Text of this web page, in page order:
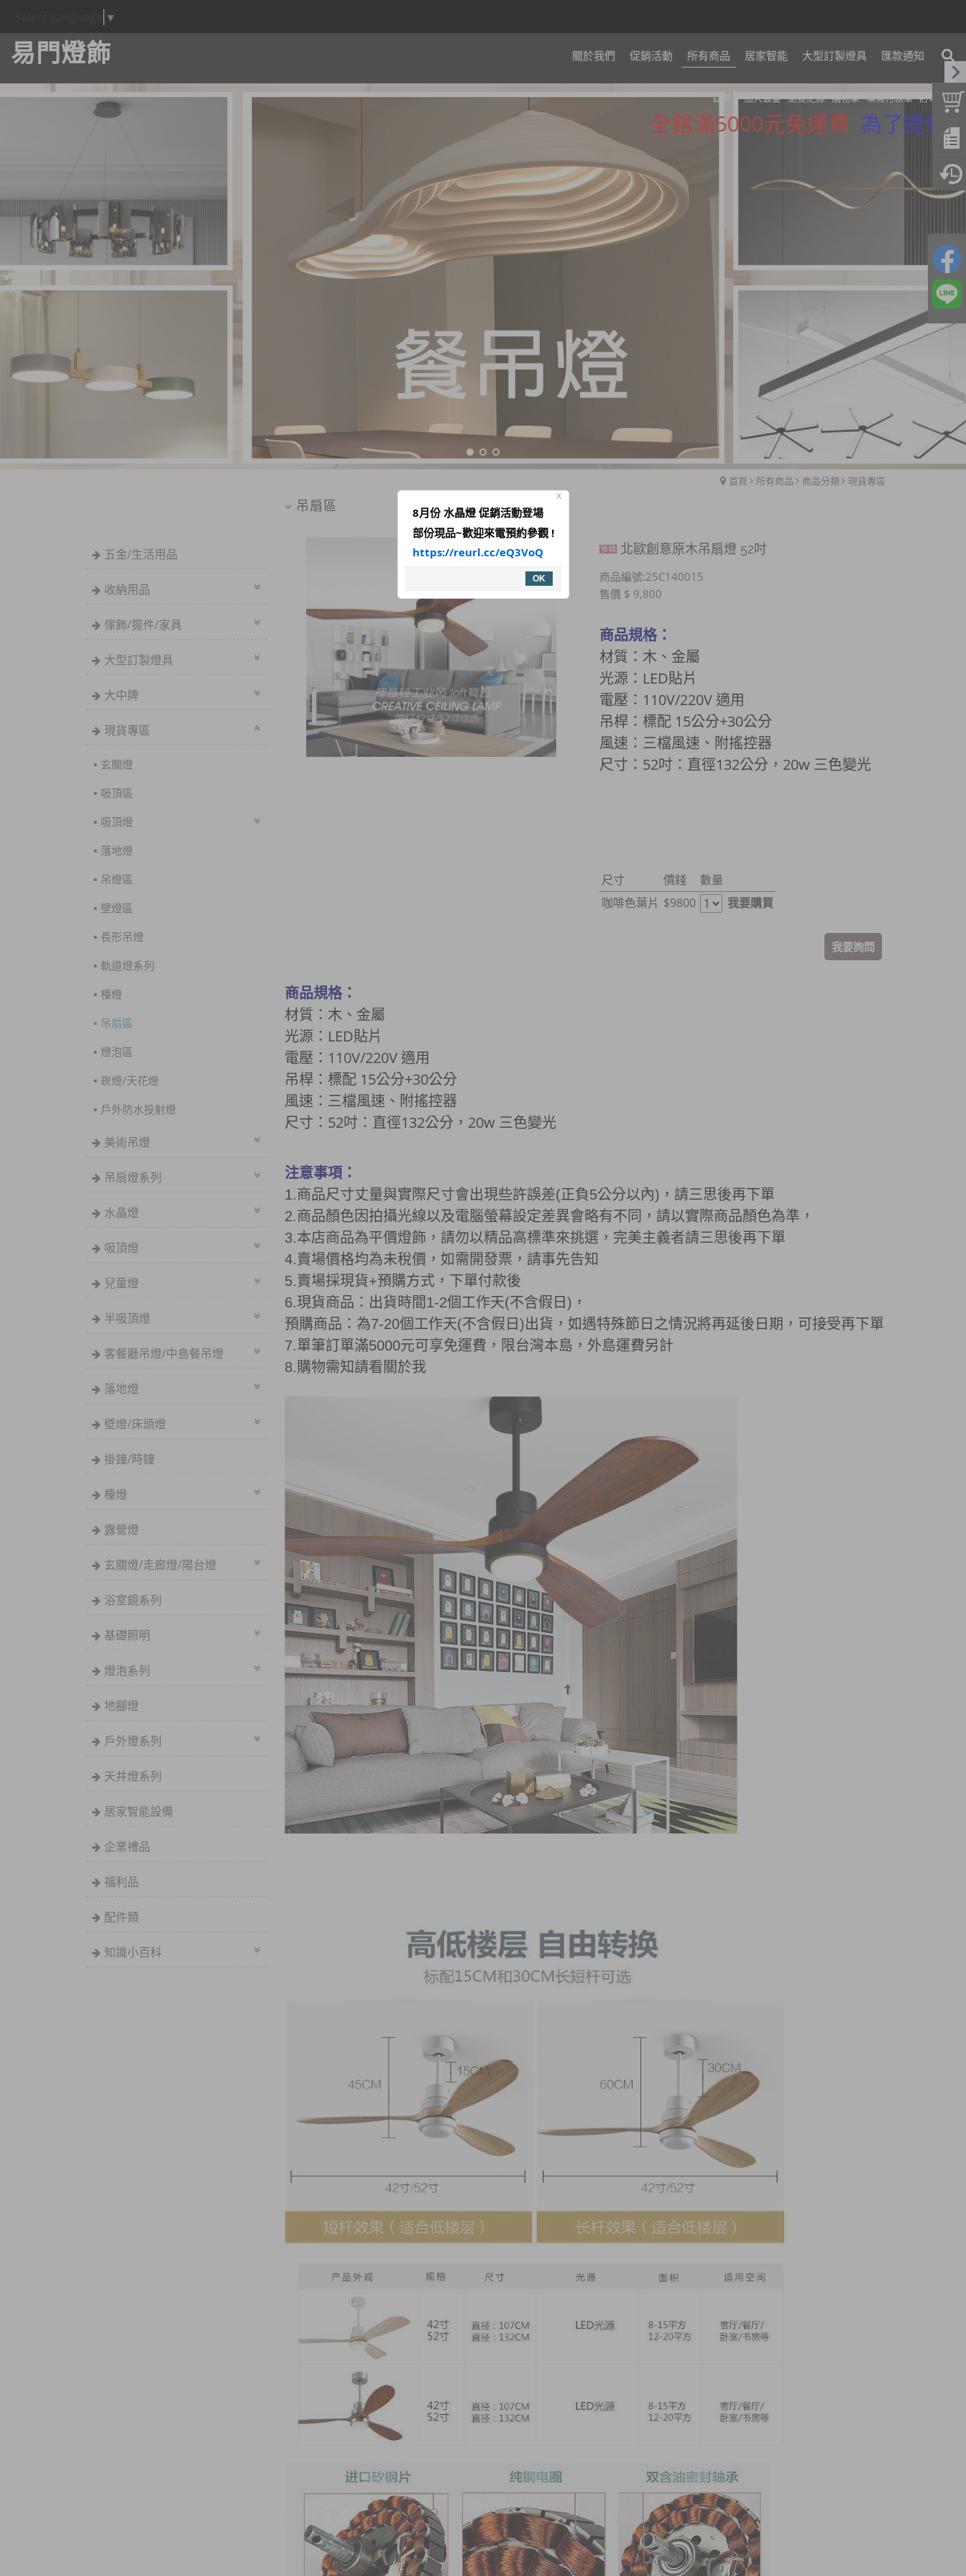
▼
易門燈飾 關於我們 促銷活動 所有商品 居家智能 大型訂製燈具 匯款通知
首頁 加入最愛 瀏覽紀錄 購物車 填寫付款單 訂單查詢
全館滿5000元免運費 為了提供更精準
首頁 所有商品 商品分類 現貨專區
五金/生活用品
收納用品
傢飾/擺件/家具
大型訂製燈具
大中牌
現貨專區
玄關燈
吸頂區
吸頂燈
落地燈
吊燈區
壁燈區
長形吊燈
軌道燈系列
檯燈
吊扇區
燈泡區
崁燈/天花燈
戶外防水投射燈
美術吊燈
吊扇燈系列
水晶燈
吸頂燈
兒童燈
半吸頂燈
客餐廳吊燈/中島餐吊燈
落地燈
壁燈/床頭燈
掛鐘/時鐘
檯燈
露營燈
玄關燈/走廊燈/陽台燈
浴室鏡系列
基礎照明
燈泡系列
地腳燈
戶外燈系列
天井燈系列
居家智能設備
企業禮品
福利品
配件類
知識小百科
吊扇區
北歐創意原木吊扇燈 52吋
商品編號:25C140015
售價 $ 9,800
商品規格：
材質：木、金屬
光源：LED貼片
電壓：110V/220V 適用
吊桿：標配 15公分+30公分
風速 ：三檔風速、附搖控器
尺寸：52吋：直徑132公分，20w 三色變光
尺寸 價錢
數量
咖啡色葉片 $9800 我要購買
我要詢問
商品規格：
材質：木、金屬
光源：LED貼片
電壓：110V/220V 適用
吊桿：標配 15公分+30公分
風速 ：三檔風速、附搖控器
尺寸：52吋：直徑132公分，20w 三色變光
注意事項：
1.商品尺寸丈量與實際尺寸會出現些許誤差(正負5公分以內)，請三思後再下單
2.商品顏色因拍攝光線以及電腦螢幕設定差異會略有不同，請以實際商品顏色為準，
3.本店商品為平價燈飾，請勿以精品高標準來挑選，完美主義者請三思後再下單
4.賣場價格均為未稅價，如需開發票，請事先告知
5.賣場採現貨+預購方式，下單付款後
6.現貨商品：出貨時間1-2個工作天(不含假日)，
預購商品：為7-20個工作天(不含假日)出貨，如遇特殊節日之情況將再延後日期，可接受再下單
7.單筆訂單滿5000元可享免運費，限台灣本島，外島運費另計
8.購物需知請看關於我
X
8月份 水晶燈 促銷活動登場
部份現品~歡迎來電預約參觀 !
https://reurl.cc/eQ3VoQ
OK